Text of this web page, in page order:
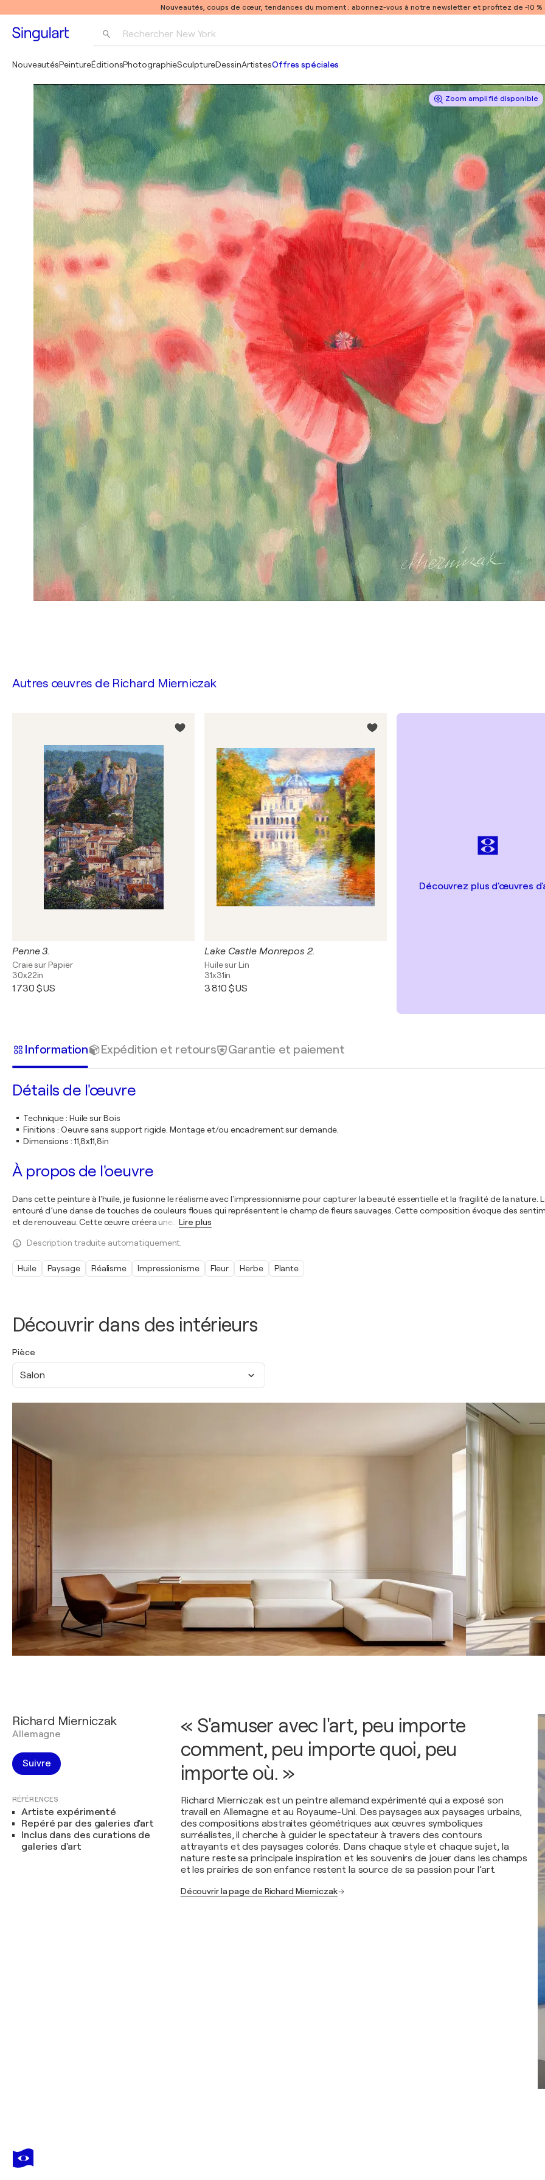
Nouveautés, coups de cœur, tendances du moment : abonnez-vous à notre newsletter et profitez de -10
Rechercher New York
Pop Art
Pablo Picasso
NouveautésPeintureÉditionsPhotographieSculptureDessinArtistesOffres spéciales
Zoom amplifié disponible
Découvrir dans des intérieurs
Pièce
Salon
Autres œuvres de Richard Mierniczak
Penne 3.
Craie sur Papier
30x22in
1 730 $US
Lake Castle Monrepos 2.
Huile sur Lin
31x31in
3 810 $US
Découvrez plus d'œuvres
Information Expédition et retours Garantie et paiement
Détails de l'œuvre
Technique: Huile sur Bois
Finitions : Oeuvre sans support rigide. Montage et/ou encadrement sur demande.
Dimensions : 11,8x11,8in
À propos de l'oeuvre
Dans cette peinture à l'huile, je fusionne le réalisme avec l'impressionnisme pour capturer la beauté essentielle et la fragilité de la nature.
entouré d’une danse de touches de couleurs floues qui représentent le champ de fleurs sauvages. Cette composition évoque des
et de renouveau. Cette œuvre créera une
Lire plus
Description traduite automatiquement.
Huile Paysage Réalisme Impressionisme Fleur Herbe Plante
Richard Mierniczak
Allemagne
Suivre
RÉFÉRENCES
Artiste expérimenté
Repéré par des galeries d'art
Inclus dans des curations de
galeries d'art
« S'amuser avec l'art, peu importe
comment, peu importe quoi, peu
importe où. »
Richard Mierniczak est un peintre allemand expérimenté qui a exposé son
travail en Allemagne et au Royaume-Uni. Des paysages aux paysages urbains,
des compositions abstraites géométriques aux œuvres symboliques
surréalistes, il cherche à guider le spectateur à travers des contours
attrayants et des paysages colorés. Dans chaque style et chaque sujet, la
nature reste sa principale inspiration et les souvenirs de jouer dans les champs
et les prairies de son enfance restent la source de sa passion pour l’art.
Découvrir la page de Richard Mierniczak